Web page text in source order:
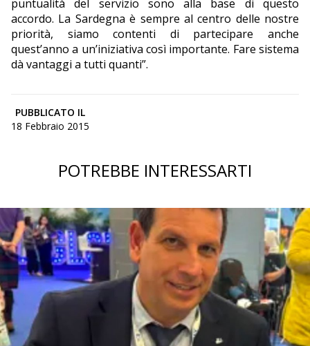
puntualità del servizio sono alla base di questo
accordo. La Sardegna è sempre al centro delle nostre
priorità, siamo contenti di partecipare anche
quest’anno a un’iniziativa così importante. Fare sistema
dà vantaggi a tutti quanti”.
PUBBLICATO IL
18 Febbraio 2015
POTREBBE INTERESSARTI